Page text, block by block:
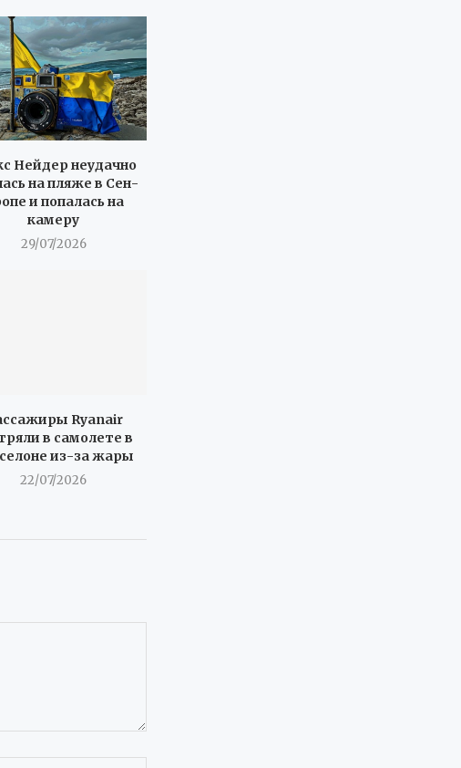
Нейдер неудачно
на пляже в Сен-
и попалась на
камеру
29/07/2026
Ryanair
в самолете в
из-за жары
22/07/2026